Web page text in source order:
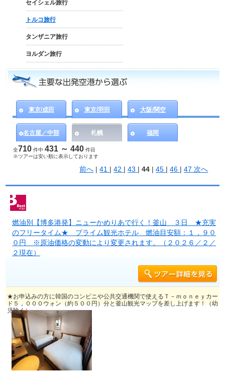
セイシェル旅行
トルコ旅行
タンザニア旅行
ヨルダン旅行
東京/成田 東京/羽田 大阪/関空
名古屋／中部 札幌 福岡
全710 件中431 ～ 440 件目
※ツアーは安い順に表示しております
前へ |41 |42 |43 |44 |45 |46 |47 次へ
燃油別【博多港発】ニューかめりあで行く！釜山 ３日 ★充実
のフリータイム★ プライム観光ホテル 燃油目安額：１，９０
０円 ※原油価格の変動により変更されます。（２０２６／２／
２現在）
★お申込みの方に韓国のコンビニや公共交通機関で使えるＴ－ｍｏｎｅｙカー
ド５，０００ウォン（約５００円）分と釜山観光マップを差し上げます！（幼
児除く）